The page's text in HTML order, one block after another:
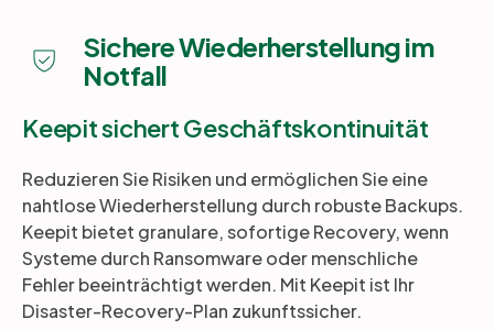
Sichere Wiederherstellung im
Notfall
Keepit sichert Geschäftskontinuität
Reduzieren Sie Risiken und ermöglichen Sie eine
nahtlose Wiederherstellung durch robuste Backups.
Keepit bietet granulare, sofortige Recovery, wenn
Systeme durch Ransomware oder menschliche
Fehler beeinträchtigt werden. Mit Keepit ist Ihr
Disaster-Recovery-Plan zukunftssicher.